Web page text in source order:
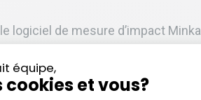
logiciel de mesure d’impact Minka